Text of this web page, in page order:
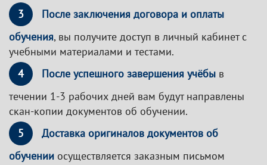
3
После заключения договора и оплаты
обучения, вы получите доступ в личный кабинет с
учебными материалами и тестами.
4
После успешного завершения учёбы в
течении 1-3 рабочих дней вам будут направлены
скан-копии документов об обучении.
5
Доставка оригиналов документов об
обучении осуществляется заказным письмом